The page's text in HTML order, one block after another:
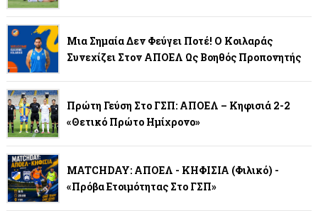
Μια Σημαία Δεν Φεύγει Ποτέ! Ο Κοιλαράς
Συνεχίζει Στον ΑΠΟΕΛ Ως Βοηθός Προπονητής
Πρώτη Γεύση Στο ΓΣΠ: ΑΠΟΕΛ – Κηφισιά 2-2
«Θετικό Πρώτο Ημίχρονο»
MATCHDAY: ΑΠΟΕΛ - ΚΗΦΙΣΙΑ (φιλικό) -
«Πρόβα Ετοιμότητας Στο ΓΣΠ»